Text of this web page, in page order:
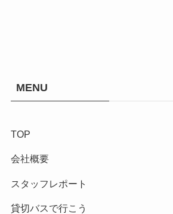
MENU
TOP
会社概要
スタッフレポート
貸切バスで行こう